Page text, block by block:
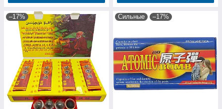
–17% Сильные –17%